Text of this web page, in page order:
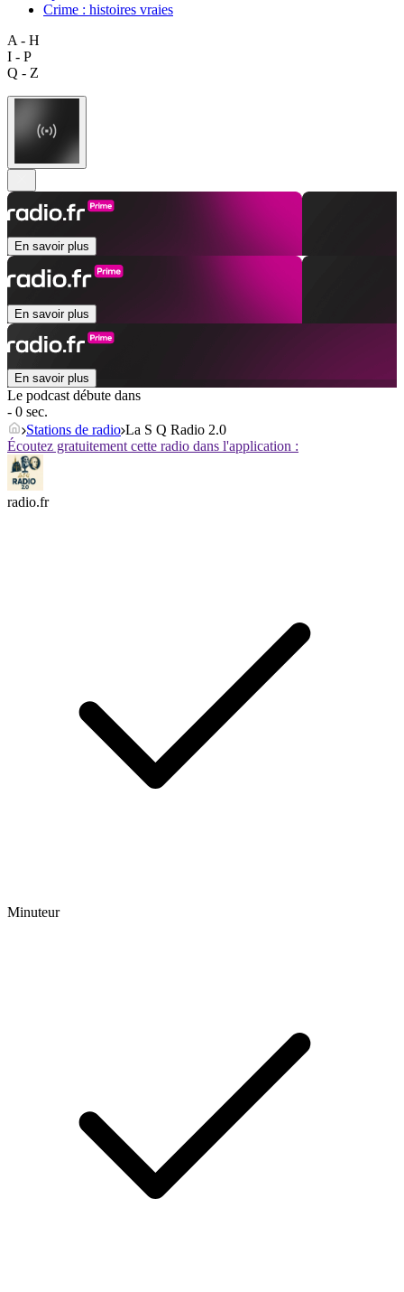
Crime : histoires vraies
A - H
I - P
Q - Z
En savoir plus
En savoir plus
En savoir plus
Le podcast débute dans
- 0 sec.
Stations de radio La S Q Radio 2.0
Écoutez gratuitement cette radio dans l'application :
radio.fr
Minuteur